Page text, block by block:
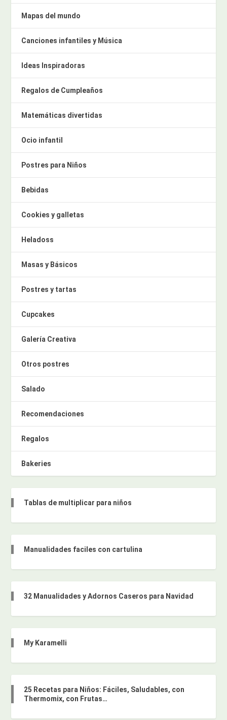
Mapas del mundo
Canciones infantiles y Música
Ideas Inspiradoras
Regalos de Cumpleaños
Matemáticas divertidas
Ocio infantil
Postres para Niños
Bebidas
Cookies y galletas
Heladoss
Masas y Básicos
Postres y tartas
Cupcakes
Galería Creativa
Otros postres
Salado
Recomendaciones
Regalos
Bakeries
Tablas de multiplicar para niños
Manualidades faciles con cartulina
32 Manualidades y Adornos Caseros para Navidad
My Karamelli
25 Recetas para Niños: Fáciles, Saludables, con
Thermomix, con Frutas…